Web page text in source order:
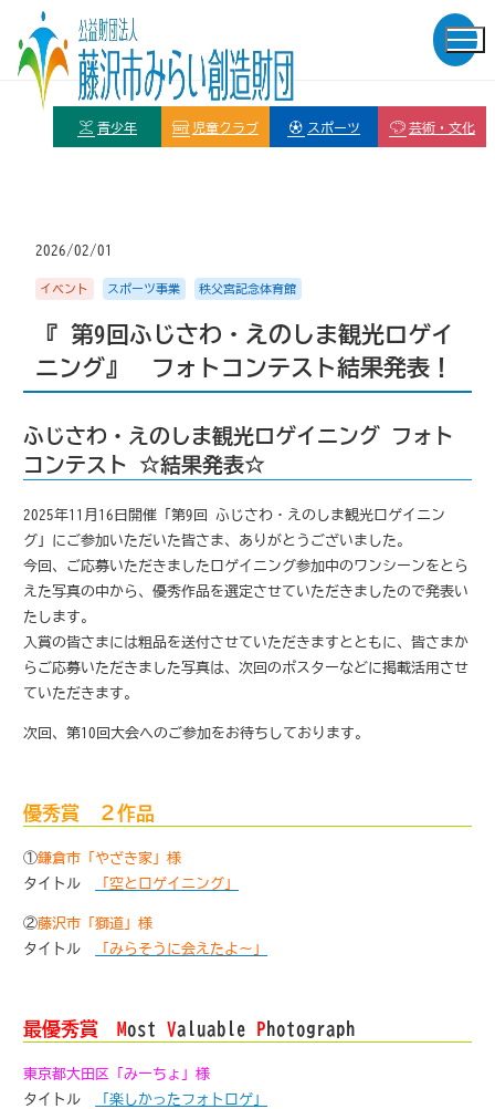
青少年 児童クラブ スポーツ 芸術・文化
2026/02/01
イベント スポーツ事業 秩父宮記念体育館
『 第9回ふじさわ・えのしま観光ロゲイ
ニング』 フォトコンテスト結果発表！
ふじさわ・えのしま観光ロゲイニング フォト
コンテスト ☆結果発表☆
2025年11月16日開催「第9回 ふじさわ・えのしま観光ロゲイニン
グ」にご参加いただいた皆さま、ありがとうございました。
今回、ご応募いただきましたロゲイニング参加中のワンシーンをとら
えた写真の中から、優秀作品を選定させていただきましたので発表い
たします。
入賞の皆さまには粗品を送付させていただきますとともに、皆さまか
らご応募いただきました写真は、次回のポスターなどに掲載活用させ
ていただきます。
次回、第10回大会へのご参加をお待ちしております。
優秀賞 ２作品
①鎌倉市「やざき家」様
タイトル
「空とロゲイニング」
②藤沢市「獅道」様
タイトル
「みらそうに会えたよ〜」
最優秀賞 MostValuable P hotograph
東京都大田区「みーちょ」様
タイトル
「楽しかったフォトロゲ」